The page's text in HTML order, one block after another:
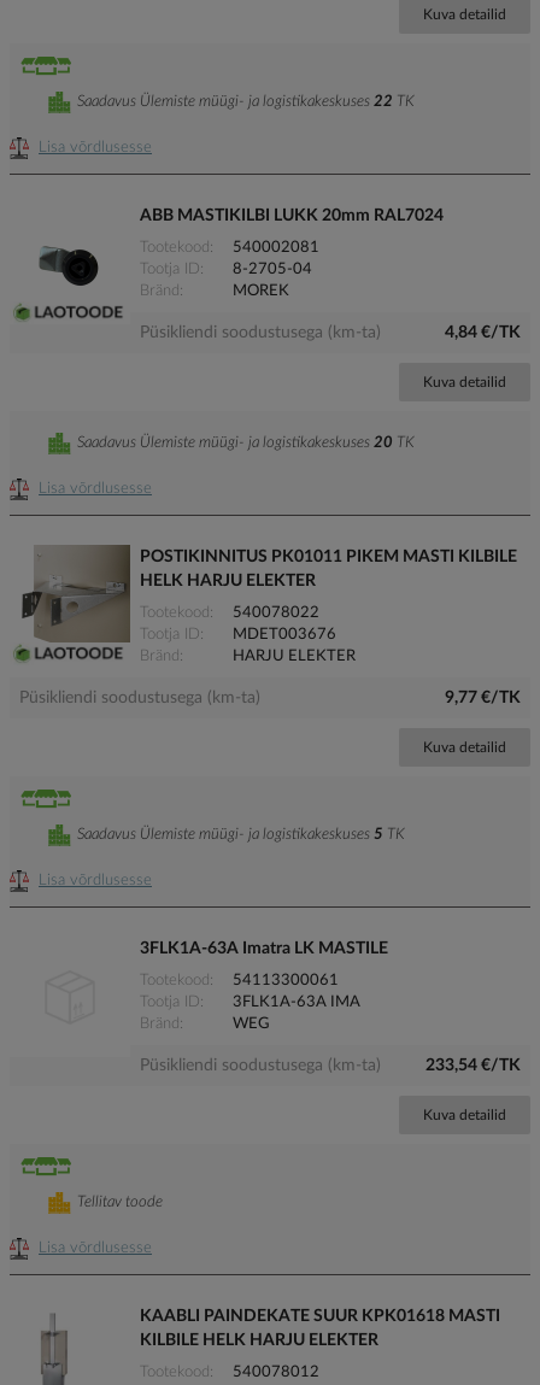
Kuva detailid
Lisa võrdlusesse
Saadavus Ülemiste müügi- ja logistikakeskuses 22 TK
ABB MASTIKILBI LUKK 20mm RAL7024
Tootekood
540002081
Tootja ID
8-2705-04
Bränd
MOREK
Püsikliendi soodustusega (km-ta) 4,84 €/TK
Kuva detailid
Lisa võrdlusesse
Saadavus Ülemiste müügi- ja logistikakeskuses 20 TK
POSTIKINNITUS PK01011 PIKEM MASTI KILBILE
HELK HARJU ELEKTER
Tootekood
540078022
Tootja ID
MDET003676
Bränd
HARJU ELEKTER
Püsikliendi soodustusega (km-ta) 9,77 €/TK
Kuva detailid
Lisa võrdlusesse
Saadavus Ülemiste müügi- ja logistikakeskuses 5 TK
3FLK1A-63A Imatra LK MASTILE
Tootekood
54113300061
Tootja ID
3FLK1A-63A IMA
Bränd
WEG
Püsikliendi soodustusega (km-ta) 233,54 €/TK
Kuva detailid
Lisa võrdlusesse
Tellitav toode
KAABLI PAINDEKATE SUUR KPK01618 MASTI
KILBILE HELK HARJU ELEKTER
Tootekood
540078012